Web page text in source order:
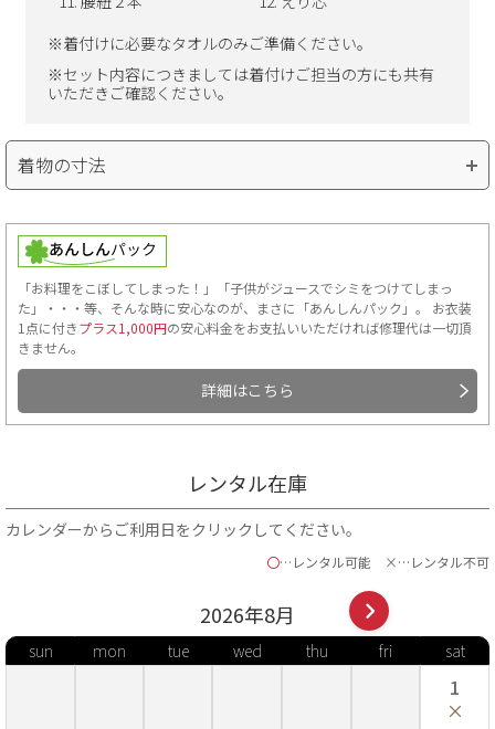
※着付けに必要なタオルのみご準備ください。
※セット内容につきましては着付けご担当の方にも共有
いただきご確認ください。
着物の寸法
■袴丈…袴の前側の紐下からの長さ。
ご自身の袴丈を知る方法
男袴の着付方法 ～かんたん解説～
「お料理をこぼしてしまった！」「子供がジュースでシミをつけてしまっ
た」・・・等、そんな時に安心なのが、まさに「あんしんパック」。 お衣装
1点に付きプラス1,000円の安心料金をお支払いいただければ修理代は一切頂
きません。
詳細はこちら
レンタル在庫
カレンダーからご利用日をクリックしてください。
〇…レンタル可能 ×…レンタル不可
2026年8月
sun mon tue wed thu fri sat
1